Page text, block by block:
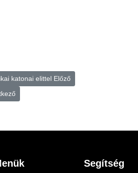
katonai elittel Előző
Segítség